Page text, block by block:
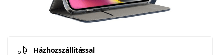
Házhozszállítással